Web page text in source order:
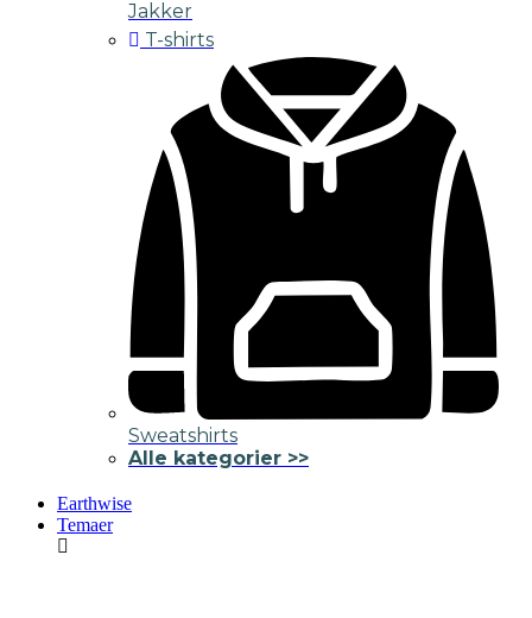
Jakker
T-shirts
Sweatshirts
Alle kategorier >>
Earthwise
Temaer